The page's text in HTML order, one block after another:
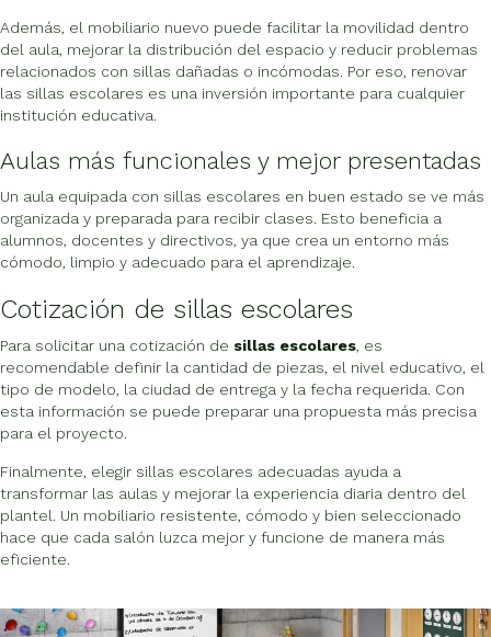
Además, el mobiliario nuevo puede facilitar la movilidad dentro
del aula, mejorar la distribución del espacio y reducir problemas
relacionados con sillas dañadas o incómodas. Por eso, renovar
las sillas escolares es una inversión importante para cualquier
institución educativa.
Aulas más funcionales y mejor presentadas
Un aula equipada con sillas escolares en buen estado se ve más
organizada y preparada para recibir clases. Esto beneficia a
alumnos, docentes y directivos, ya que crea un entorno más
cómodo, limpio y adecuado para el aprendizaje.
Cotización de sillas escolares
Para solicitar una cotización de sillas escolares, es
recomendable definir la cantidad de piezas, el nivel educativo, el
tipo de modelo, la ciudad de entrega y la fecha requerida. Con
esta información se puede preparar una propuesta más precisa
para el proyecto.
Finalmente, elegir sillas escolares adecuadas ayuda a
transformar las aulas y mejorar la experiencia diaria dentro del
plantel. Un mobiliario resistente, cómodo y bien seleccionado
hace que cada salón luzca mejor y funcione de manera más
eficiente.